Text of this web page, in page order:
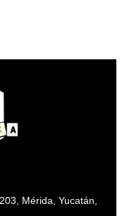
Mérida, Yucatán,